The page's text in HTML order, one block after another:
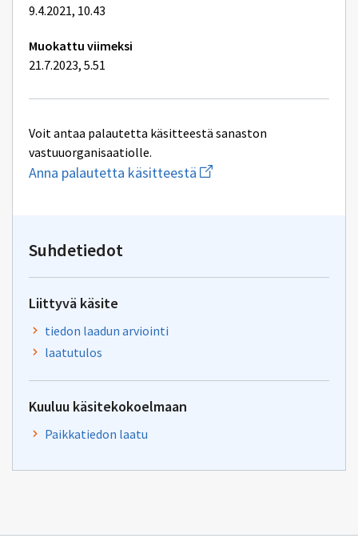
9.4.2021, 10.43
Muokattu viimeksi
21.7.2023, 5.51
Voit antaa palautetta käsitteestä sanaston
vastuuorganisaatiolle.
Anna palautetta käsitteestä Aloita
uuden
Suhdetiedot
Liittyvä käsite
tiedon laadun arviointi
laatutulos
Kuuluu käsitekokoelmaan
Paikkatiedon laatu